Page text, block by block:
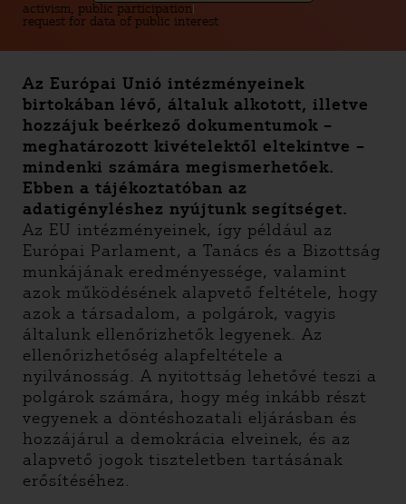
activism, public participation
request for data of public interest
Az Európai Unió intézményeinek
birtokában lévő, általuk alkotott, illetve
hozzájuk beérkező dokumentumok –
meghatározott kivételektől eltekintve –
mindenki számára megismerhetőek.
Ebben a tájékoztatóban az
adatigényléshez nyújtunk segítséget.
Az EU intézményeinek, így például az
Európai Parlament, a Tanács és a Bizottság
munkájának eredményessége, valamint
azok működésének alapvető feltétele, hogy
azok a társadalom, a polgárok, vagyis
általunk ellenőrizhetők legyenek. Az
ellenőrizhetőség alapfeltétele a
nyilvánosság. A nyitottság lehetővé teszi a
polgárok számára, hogy még inkább részt
vegyenek a döntéshozatali eljárásban és
hozzájárul a demokrácia elveinek, és az
alapvető jogok tiszteletben tartásának
erősítéséhez.